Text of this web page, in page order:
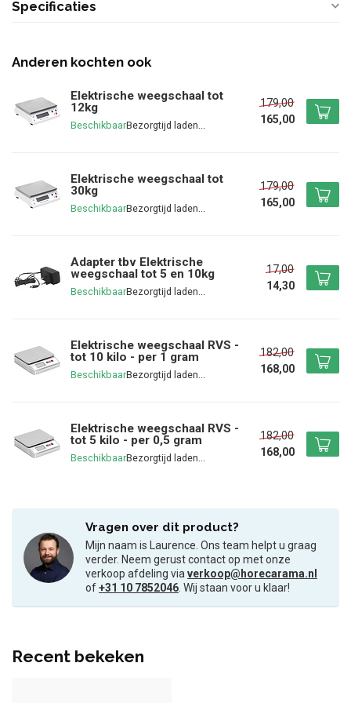
Specificaties
Anderen kochten ook
Elektrische weegschaal tot
12kg
Beschikbaar
179,00
165,00
Elektrische weegschaal tot
30kg
Beschikbaar
179,00
165,00
Adapter tbv Elektrische
weegschaal tot 5 en 10kg
Beschikbaar
17,00
14,30
Elektrische weegschaal RVS -
tot 10 kilo - per 1 gram
Beschikbaar
182,00
168,00
Elektrische weegschaal RVS -
tot 5 kilo - per 0,5 gram
Beschikbaar
182,00
168,00
Vragen over dit product?
Mijn naam is Laurence. Ons team helpt u graag
verder. Neem gerust contact op met onze
verkoop afdeling viaverkoop@horecarama.nl
of+31 10 7852046. Wij staan voor u klaar!
Recent bekeken